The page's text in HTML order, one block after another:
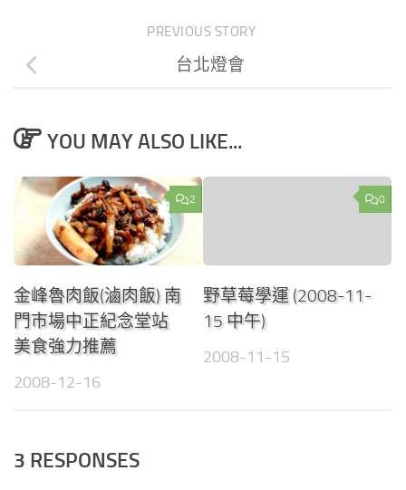
PREVIOUS STORY
台北燈會
YOU MAY ALSO LIKE...
2
金峰魯肉飯(滷肉飯) 南
門市場中正紀念堂站
美食強力推薦
2008-12-16
0
野草莓學運 (2008-11-
15 中午)
2008-11-15
3 RESPONSES